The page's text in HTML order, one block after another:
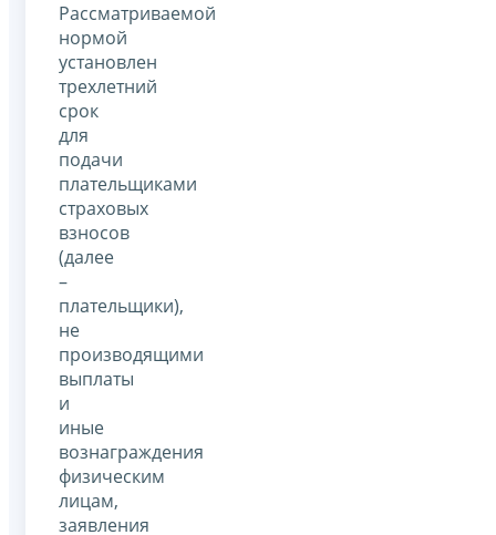
Рассматриваемой
нормой
установлен
трехлетний
срок
для
подачи
плательщиками
страховых
взносов
(далее
–
плательщики),
не
производящими
выплаты
и
иные
вознаграждения
физическим
лицам,
заявления